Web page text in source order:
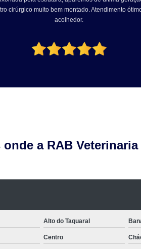
atendimento, Dr Rodrigo solícito e atencioso
com o pet. Excelente estrutura local. Recomendo!
onde a RAB Veterinaria
Alto do Taquaral
Centro